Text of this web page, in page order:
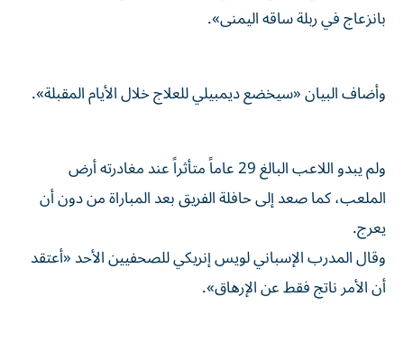
بانزعاج في ربلة ساقه اليمنى».
وأضاف البيان «سيخضع ديمبيلي للعلاج خلال الأيام المقبلة».
ولم يبدو اللاعب البالغ 29 عاماً متأثراً عند مغادرته أرض
الملعب، كما صعد إلى حافلة الفريق بعد المباراة من دون أن
يعرج.
وقال المدرب الإسباني لويس إنريكي للصحفيين الأحد «أعتقد
أن الأمر ناتج فقط عن الإرهاق».